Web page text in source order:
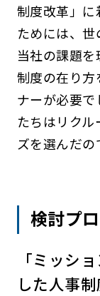
制度改革」
ためには、世
当社の課題
制度の在り方
ナーが必要
たちはリク
ズを選んだの
検討プ
「ミッシ
した人事